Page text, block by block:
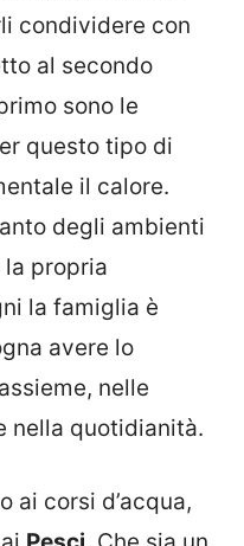
condividere con
al secondo
sono le
questo tipo di
il calore.
degli ambienti
la propria
la famiglia è
avere lo
nelle
nella quotidianità.
ai corsi d’acqua,